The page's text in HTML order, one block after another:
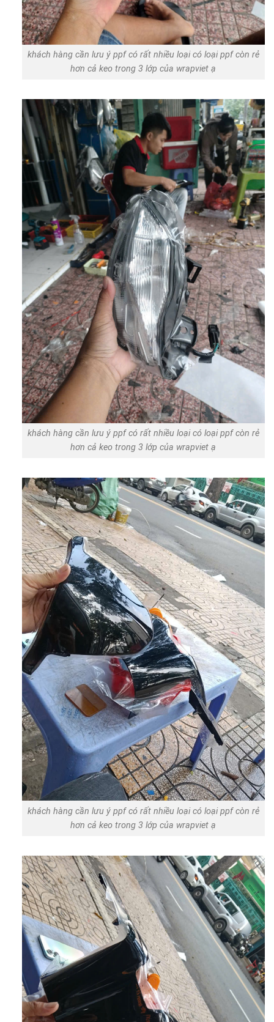
khách hàng cần lưu ý ppf có rất nhiều loại có loại ppf còn rẻ
hơn cả keo trong 3 lớp của wrapviet ạ
khách hàng cần lưu ý ppf có rất nhiều loại có loại ppf còn rẻ
hơn cả keo trong 3 lớp của wrapviet ạ
khách hàng cần lưu ý ppf có rất nhiều loại có loại ppf còn rẻ
hơn cả keo trong 3 lớp của wrapviet ạ